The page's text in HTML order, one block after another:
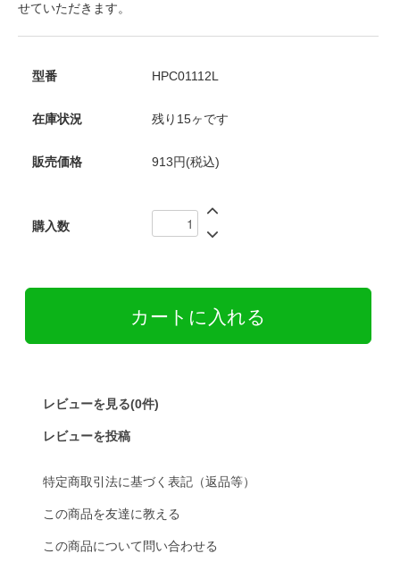
せていただきます。
型番 HPC01112L
在庫状況 残り15ヶです
販売価格 913円(税込)
購入数
レビューを見る(0件)
レビューを投稿
特定商取引法に基づく表記（返品等）
この商品を友達に教える
この商品について問い合わせる